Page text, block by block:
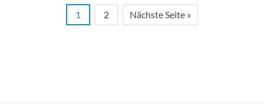
1 2 Nächste Seite »